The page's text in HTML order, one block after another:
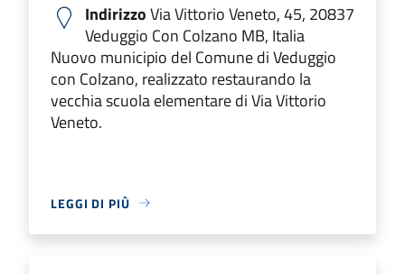
IndirizzoVia Vittorio Veneto, 45, 20837
Veduggio Con Colzano MB, Italia
Nuovo municipio del Comune di Veduggio
con Colzano, realizzato restaurando la
vecchia scuola elementare di Via Vittorio
Veneto.
LEGGI DI PIÙ